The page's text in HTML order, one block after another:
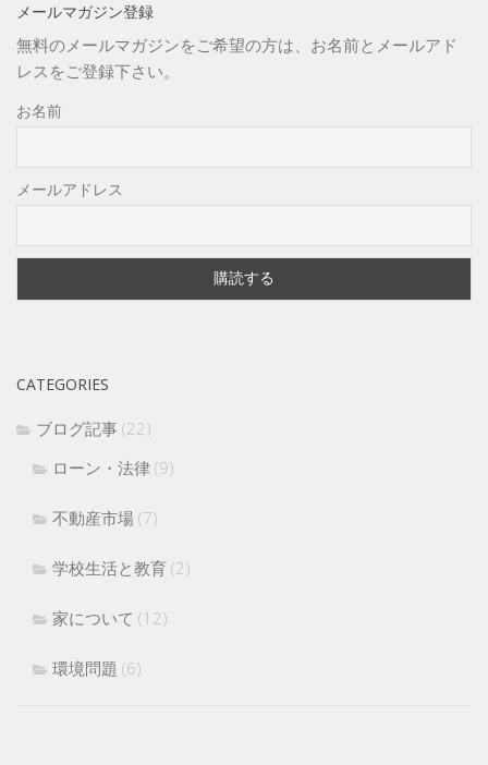
メールマガジン登録
無料のメールマガジンをご希望の方は、お名前とメールアド
レスをご登録下さい。
お名前
メールアドレス
CATEGORIES
ブログ記事 (22)
ローン・法律 (9)
不動産市場 (7)
学校生活と教育 (2)
家について (12)
環境問題 (6)